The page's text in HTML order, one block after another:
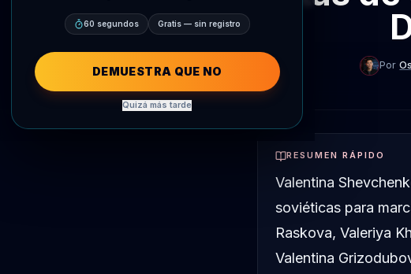
Por
RESUMEN RÁPIDO
Valentina
soviéticas para
Raskova, Valeriya
Valentina
60 segundos Gratis — sin registro
DEMUESTRA QUE NO
Quizá más tarde